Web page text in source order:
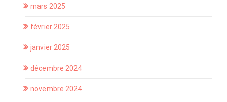
mars 2025
février 2025
janvier 2025
décembre 2024
novembre 2024